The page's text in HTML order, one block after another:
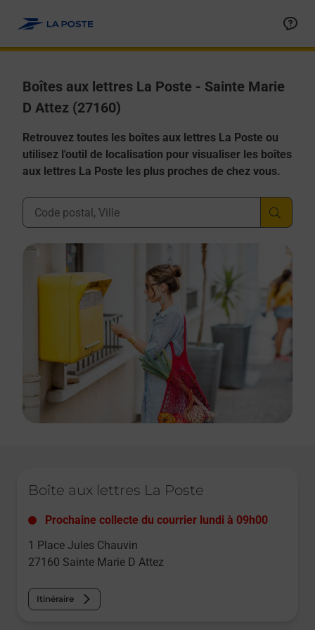
Boîtes aux lettres La Poste - Sainte Marie
D Attez (27160)
Retrouvez toutes les boîtes aux lettres La Poste ou
utilisez l'outil de localisation pour visualiser les boîtes
aux lettres La Poste les plus proches de chez vous.
Ville, Département, Code Postal
Boîte aux lettres La Poste
Prochaine collecte du courrier lundi à 09h00
1 Place Jules Chauvin
27160 Sainte Marie D Attez
Itinéraire